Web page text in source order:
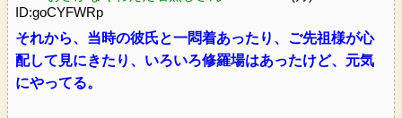
ID:goCYFWRp
それから、当時の彼氏と一悶着あったり、ご先祖様が心
配して見にきたり、いろいろ修羅場はあったけど、元気
にやってる。